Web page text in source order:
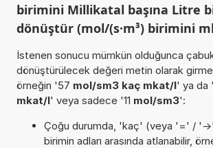
birimini Millikatal başına Litre
dönüştür (mol/(s·m³) birimini
İstenen sonucu mümkün olduğunca
dönüştürülecek değeri metin olarak
örneğin '57 mol/sm3 kaç mkat/l' ya da
mkat/l' veya sadece '11 mol/sm3':
Çoğu durumda, 'kaç' (veya '=' / '-
birimin adları arasında atlanabilir,